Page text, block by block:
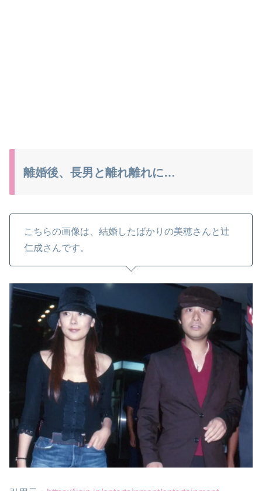
離婚後、長男と離れ離れに…
こちらの画像は、結婚したばかりの美穂さんと辻
仁成さんです。